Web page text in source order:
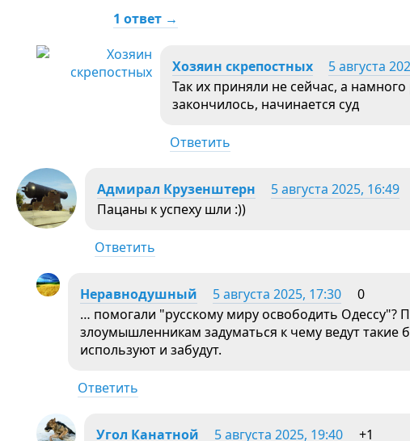
1 ответ →
Хозяин скрепостных 5 августа
Так их приняли не сейчас, а
закончилось, начинается суд
Ответить
Адмирал Крузенштерн 5 августа 2025, 16:49
Пацаны к успеху шли :))
Ответить
Неравнодушный 5 августа 2025, 17:30
0
… помогали "русскому миру освободить Одессу"?
злоумышленникам задуматься к чему ведут такие
используют и забудут.
Ответить
Угол Канатной 5 августа 2025, 19:40 +1